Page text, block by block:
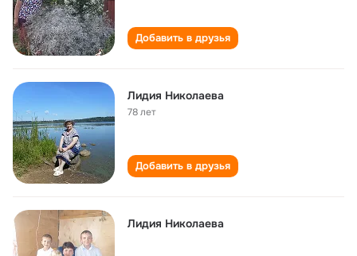
Добавить в друзья
Лидия Николаева
78 лет
Добавить в друзья
Лидия Николаева